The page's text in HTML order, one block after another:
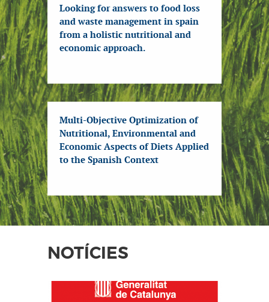
Looking for answers to food loss
and waste management in spain
from a holistic nutritional and
economic approach.
Multi-Objective Optimization of
Nutritional, Environmental and
Economic Aspects of Diets Applied
to the Spanish Context
NOTÍCIES